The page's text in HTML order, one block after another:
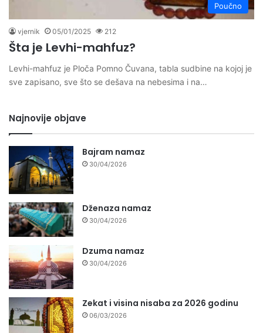
Poučno
vjernik 05/01/2025 212
Šta je Levhi-mahfuz?
Levhi-mahfuz je Ploča Pomno Čuvana, tabla sudbine na kojoj je
sve zapisano, sve što se dešava na nebesima i na…
Najnovije objave
Bajram namaz
30/04/2026
Dženaza namaz
30/04/2026
Dzuma namaz
30/04/2026
Zekat i visina nisaba za 2026 godinu
06/03/2026